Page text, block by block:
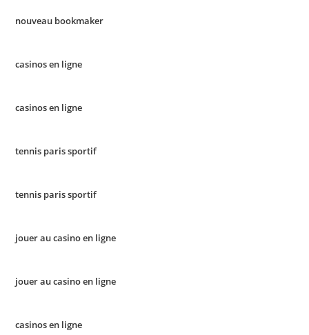
nouveau bookmaker
casinos en ligne
casinos en ligne
tennis paris sportif
tennis paris sportif
jouer au casino en ligne
jouer au casino en ligne
casinos en ligne